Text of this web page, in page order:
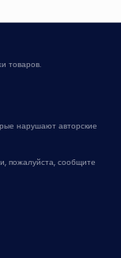
товаров.
нарушают авторские
пожалуйста, сообщите